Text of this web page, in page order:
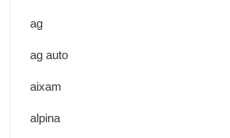
ag
ag auto
aixam
alpina